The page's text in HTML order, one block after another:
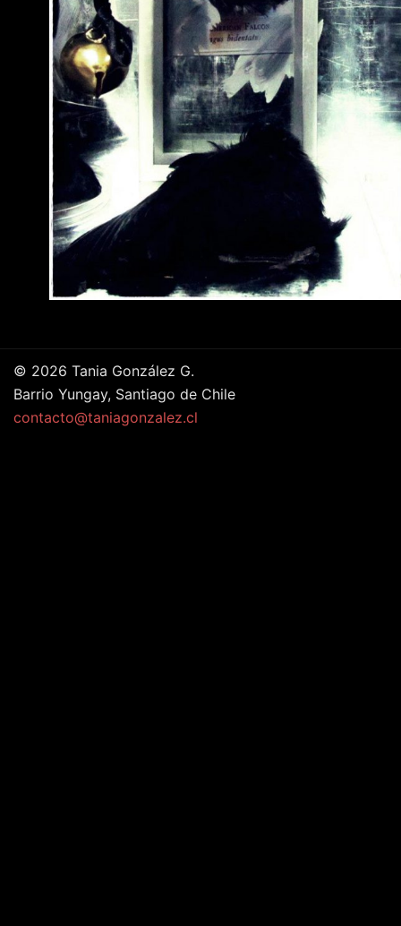
© 2026 Tania González G.
Barrio Yungay, Santiago de Chile
contacto@taniagonzalez.cl